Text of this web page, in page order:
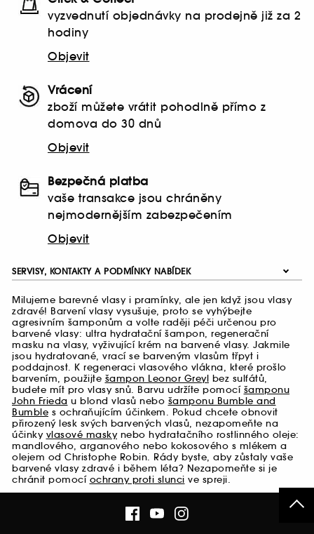
vyzvednutí objednávky na prodejně již za 2
hodiny
Objevit
Vrácení
zboží můžete vrátit pohodlně přímo z
domova do 30 dnů
Objevit
Bezpečná platba
vaše transakce jsou chráněny
nejmodernějším zabezpečením
Objevit
SERVISY, KONTAKTY A PODMÍNKY NABÍDEK
Milujeme barevné vlasy i pramínky, ale jen když jsou vlasy
zdravé! Barvení vlasy vysušuje, proto se vyhýbejte
agresivním šamponům a volte raději péči určenou pro
barvené vlasy: ultra hydratační šampon, regenerační
masku na vlasy, vyživující krém na barvené vlasy. Jakmile
jsou hydratované, vrací se barveným vlasům třpyt i
poddajnost. K regeneraci vlasového vlákna, které prošlo
barvením, použijte šampon Leonor Greyl bez sulfátů,
budete mít pro vlasy snů. Barvu udržíte pomocí šamponu
John Frieda u blond vlasů nebo šamponu Bumble and
Bumble s ochraňujícím účinkem. Pokud chcete obnovit
přirozený lesk svých barvených vlasů, nezapomeňte na
účinky vlasové maskynebo hydratačního rostlinného oleje:
mandlového, arganového nebo kokosového s mlékem a
olejem od Christophe Robin. Rády byste, aby zůstaly vaše
barvené vlasy zdravé i během léta? Nezapomeňte si je
chránit pomocí ochrany proti slunci ve spreji.